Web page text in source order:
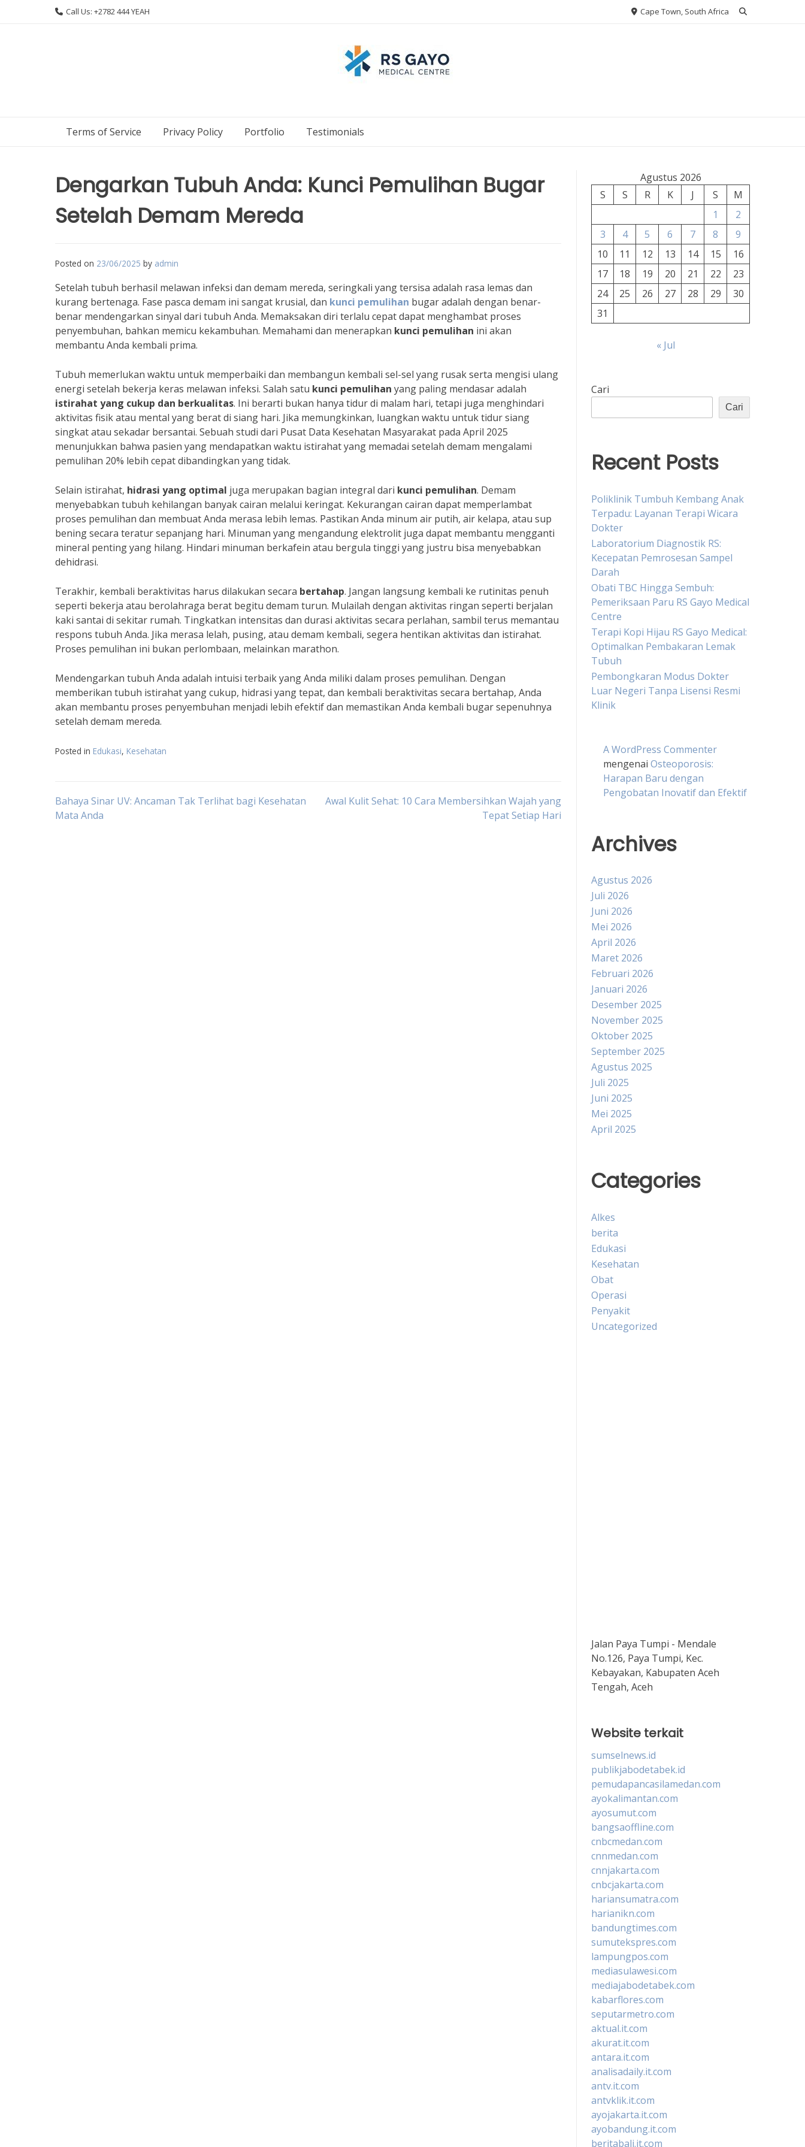
Call Us: +2782 444 YEAH Cape Town, South Africa
Terms of Service Privacy Policy Portfolio Testimonials
Dengarkan Tubuh Anda: Kunci Pemulihan Bugar
Setelah Demam Mereda
Posted on 23/06/2025 by admin
Setelah tubuh berhasil melawan infeksi dan demam mereda, seringkali yang tersisa adalah rasa lemas dan
kurang bertenaga. Fase pasca demam ini sangat krusial, dan kunci pemulihan bugar adalah dengan benar-
benar mendengarkan sinyal dari tubuh Anda. Memaksakan diri terlalu cepat dapat menghambat proses
penyembuhan, bahkan memicu kekambuhan. Memahami dan menerapkan kunci pemulihan ini akan
membantu Anda kembali prima.
Tubuh memerlukan waktu untuk memperbaiki dan membangun kembali sel-sel yang rusak serta mengisi ulang
energi setelah bekerja keras melawan infeksi. Salah satu kunci pemulihan yang paling mendasar adalah
istirahat yang cukup dan berkualitas. Ini berarti bukan hanya tidur di malam hari, tetapi juga menghindari
aktivitas fisik atau mental yang berat di siang hari. Jika memungkinkan, luangkan waktu untuk tidur siang
singkat atau sekadar bersantai. Sebuah studi dari Pusat Data Kesehatan Masyarakat pada April 2025
menunjukkan bahwa pasien yang mendapatkan waktu istirahat yang memadai setelah demam mengalami
pemulihan 20% lebih cepat dibandingkan yang tidak.
Selain istirahat, hidrasi yang optimal juga merupakan bagian integral dari kunci pemulihan. Demam
menyebabkan tubuh kehilangan banyak cairan melalui keringat. Kekurangan cairan dapat memperlambat
proses pemulihan dan membuat Anda merasa lebih lemas. Pastikan Anda minum air putih, air kelapa, atau sup
bening secara teratur sepanjang hari. Minuman yang mengandung elektrolit juga dapat membantu mengganti
mineral penting yang hilang. Hindari minuman berkafein atau bergula tinggi yang justru bisa menyebabkan
dehidrasi.
Terakhir, kembali beraktivitas harus dilakukan secara bertahap. Jangan langsung kembali ke rutinitas penuh
seperti bekerja atau berolahraga berat begitu demam turun. Mulailah dengan aktivitas ringan seperti berjalan
kaki santai di sekitar rumah. Tingkatkan intensitas dan durasi aktivitas secara perlahan, sambil terus memantau
respons tubuh Anda. Jika merasa lelah, pusing, atau demam kembali, segera hentikan aktivitas dan istirahat.
Proses pemulihan ini bukan perlombaan, melainkan marathon.
Mendengarkan tubuh Anda adalah intuisi terbaik yang Anda miliki dalam proses pemulihan. Dengan
memberikan tubuh istirahat yang cukup, hidrasi yang tepat, dan kembali beraktivitas secara bertahap, Anda
akan membantu proses penyembuhan menjadi lebih efektif dan memastikan Anda kembali bugar sepenuhnya
setelah demam mereda.
Posted in Edukasi, Kesehatan
Navigasi
Bahaya Sinar UV: Ancaman Tak Terlihat bagi Kesehatan
Mata Anda
Awal Kulit Sehat: 10 Cara Membersihkan Wajah yang
Tepat Setiap Hari
Agustus 2026
S
S R K J S
M
1
2
3
4 5 6 7 8
9
10
11 12 13 14 15
16
17
18 19 20 21 22
23
24
25 26 27 28 29
30
31
« Jul
Cari
Cari
Recent Posts
Poliklinik Tumbuh Kembang Anak
Terpadu: Layanan Terapi Wicara
Dokter
Laboratorium Diagnostik RS:
Kecepatan Pemrosesan Sampel
Darah
Obati TBC Hingga Sembuh:
Pemeriksaan Paru RS Gayo Medical
Centre
Terapi Kopi Hijau RS Gayo Medical:
Optimalkan Pembakaran Lemak
Tubuh
Pembongkaran Modus Dokter
Luar Negeri Tanpa Lisensi Resmi
Klinik
A WordPress Commenter
mengenai Osteoporosis:
Harapan Baru dengan
Pengobatan Inovatif dan Efektif
Archives
Agustus 2026
Juli 2026
Juni 2026
Mei 2026
April 2026
Maret 2026
Februari 2026
Januari 2026
Desember 2025
November 2025
Oktober 2025
September 2025
Agustus 2025
Juli 2025
Juni 2025
Mei 2025
April 2025
Categories
Alkes
berita
Edukasi
Kesehatan
Obat
Operasi
Penyakit
Uncategorized
Jalan Paya Tumpi - Mendale
No.126, Paya Tumpi, Kec.
Kebayakan, Kabupaten Aceh
Tengah, Aceh
Website terkait
sumselnews.id
publikjabodetabek.id
pemudapancasilamedan.com
ayokalimantan.com
ayosumut.com
bangsaoffline.com
cnbcmedan.com
cnnmedan.com
cnnjakarta.com
cnbcjakarta.com
hariansumatra.com
harianikn.com
bandungtimes.com
sumutekspres.com
lampungpos.com
mediasulawesi.com
mediajabodetabek.com
kabarflores.com
seputarmetro.com
aktual.it.com
akurat.it.com
antara.it.com
analisadaily.it.com
antv.it.com
antvklik.it.com
ayojakarta.it.com
ayobandung.it.com
beritabali.it.com